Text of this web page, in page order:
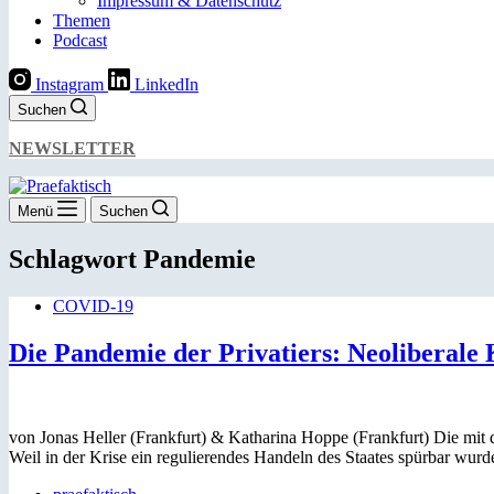
Themen
Podcast
Instagram LinkedIn
Suchen
NEWSLETTER
Menü Suchen
Schlagwort Pandemie
COVID-19
Die Pandemie der Privatiers:
von Jonas Heller (Frankfurt) & Katharina Hoppe (Frankfurt) Die mit
Weil in der Krise ein regulierendes Handeln des Staates spürbar